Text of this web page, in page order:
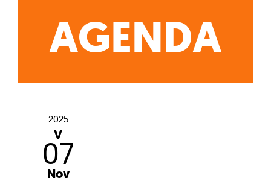
AGENDA
2025
V
07
Nov